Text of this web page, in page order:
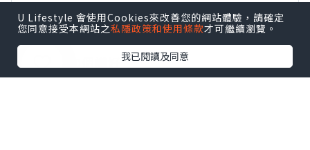
U Lifestyle 會使用Cookies來改善您的網站體驗，請確定
您同意接受本網站之私隱政策和使用條款才可繼續瀏覽。
我已閱讀及同意